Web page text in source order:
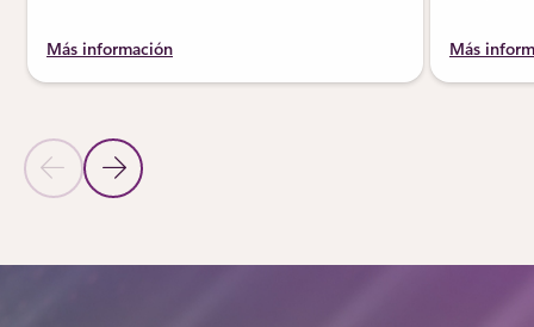
Diapositiva anterior
Diapositiva siguiente
Más información Más
Volver a LA SECCIÓN PRODUCTOS: Descubrir productos de